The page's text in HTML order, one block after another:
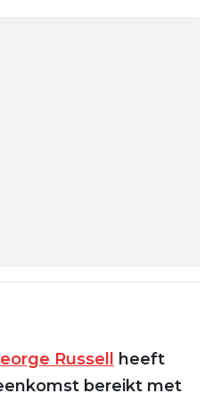
Mail
via link
Russell heeft
bereikt met